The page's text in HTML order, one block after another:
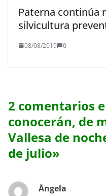
Paterna continúa
silvicultura
08/08/2019 0
2 comentarios
conocerán, de
Vallesa de
de julio»
Ångela